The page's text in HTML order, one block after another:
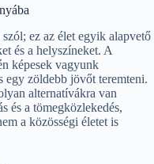
ez az élet egyik alapvető
és a helyszíneket. A
képesek vagyunk
egy zöldebb jövőt teremteni.
alternatívákra van
és a tömegközlekedés,
a közösségi életet is